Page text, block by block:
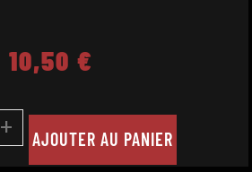
10,50 €
+ AJOUTER AU PANIER